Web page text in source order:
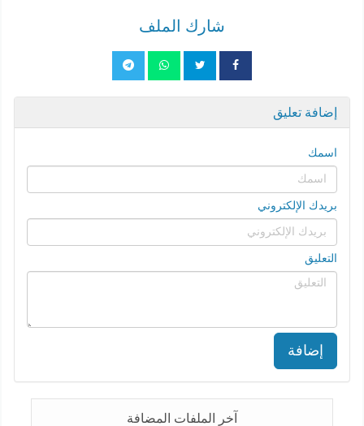
شارك الملف
إضافة تعليق
اسمك
بريدك الإلكتروني
التعليق
إضافة
آخر الملفات المضافة